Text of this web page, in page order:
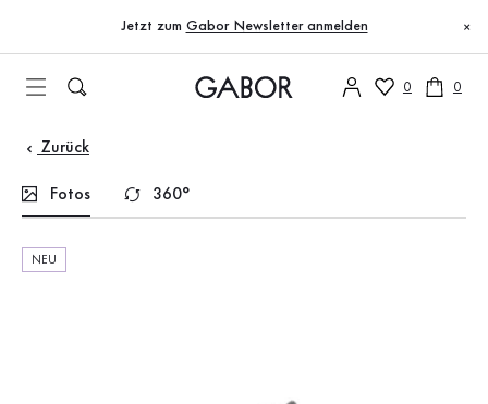
Zum Inhaltsverzeichnis
Zur Hauptnavigation
Jetzt zum Gabor Newsletter anmelden ×
0 0
Zurück
Fotos 360°
NEU